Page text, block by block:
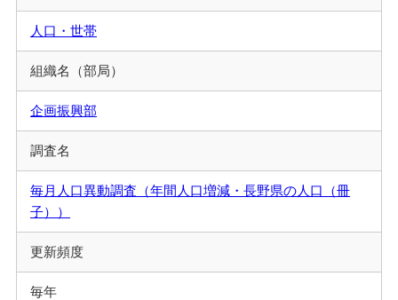
人口・世帯
組織名（部局）
企画振興部
調査名
毎月人口異動調査（年間人口増減・長野県の人口（冊
子））
更新頻度
毎年